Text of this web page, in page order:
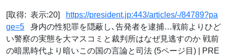
[取得: 表示:20]
https://president.jp:443/articles/-/84789?pa
ge=5 身内の性犯罪を隠蔽し､告発者を逮捕…戦前よりひど
い警察の実態を大マスコミと裁判所はなぜ見逃すのか 戦前
の暗黒時代より暗いこの国の言論と司法 (5ページ目) | PRE